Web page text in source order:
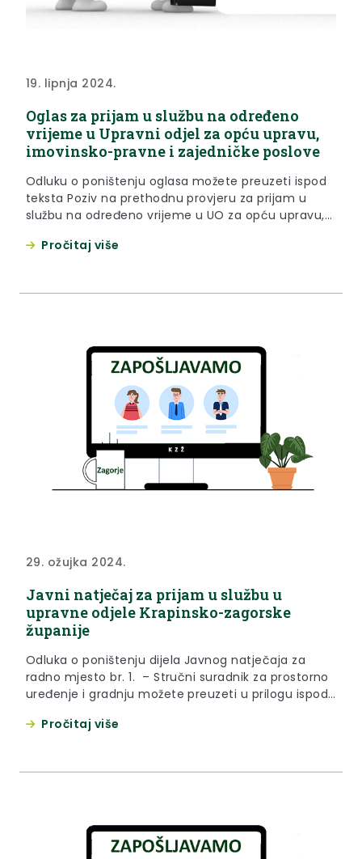
19. lipnja 2024.
Oglas za prijam u službu na određeno
vrijeme u Upravni odjel za opću upravu,
imovinsko-pravne i zajedničke poslove
Odluku o poništenju oglasa možete preuzeti ispod
teksta Poziv na prethodnu provjeru za prijam u
službu na određeno vrijeme u UO za opću upravu,
preuzeti ispod teksta Oglas za prijam u službu je
Pročitaj više
29. ožujka 2024.
Javni natječaj za prijam u službu u
upravne odjele Krapinsko-zagorske
županije
Odluka o poništenju dijela Javnog natječaja za
radno mjesto br. 1. – Stručni suradnik za prostorno
uređenje i gradnju možete preuzeti u prilogu ispod
radno mjesto br. 2. – Viši stručni suradnik za civilno
Pročitaj više